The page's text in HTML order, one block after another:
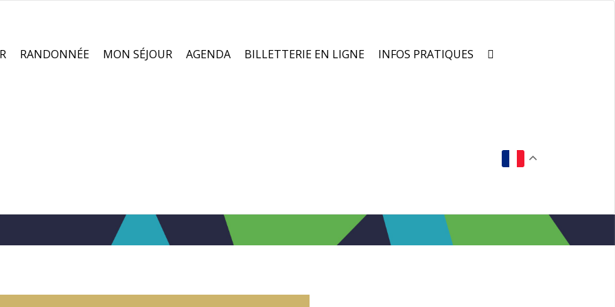
RANDONNÉE MON SÉJOUR AGENDA BILLETTERIE EN LIGNE INFOS PRATIQUES